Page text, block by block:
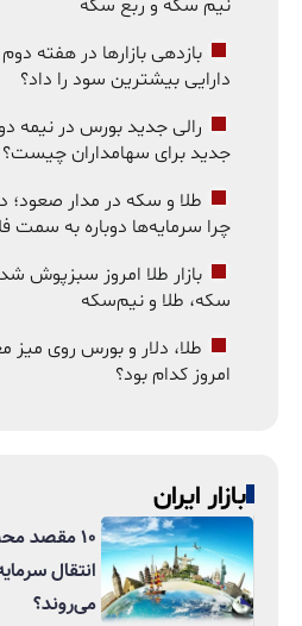
نیم سکه و ربع سکه
دارایی بیشترین سود را داد؟
رالی جدید بورس در نیمه
جدید برای سهامداران چیست؟
طلا و سکه در مدار
چرا سرمایه‌ها دوباره به سمت
بازار طلا امروز سبزپوش
سکه، طلا و نیم‌سکه
طلا، دلار و بورس روی میز
امروز کدام بود؟
بازار ایران
۱۰ مقصد
انتقال
می‌روند؟